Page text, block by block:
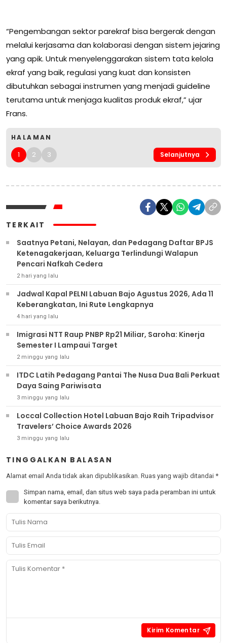
“Pengembangan sektor parekraf bisa bergerak dengan
melalui kerjasama dan kolaborasi dengan sistem jejaring
yang apik. Untuk menyelenggarakan sistem tata kelola
ekraf yang baik, regulasi yang kuat dan konsisten
dibutuhkan sebagai instrumen yang menjadi guideline
terutama untuk menjaga kualitas produk ekraf,” ujar
Frans.
HALAMAN
1 2 3 Selanjutnya
TERKAIT
Saatnya Petani, Nelayan, dan Pedagang Daftar BPJS
Ketenagakerjaan, Keluarga Terlindungi Walapun
Pencari Nafkah Cedera
2 hari yang lalu
Jadwal Kapal PELNI Labuan Bajo Agustus 2026, Ada 11
Keberangkatan, Ini Rute Lengkapnya
4 hari yang lalu
Imigrasi NTT Raup PNBP Rp21 Miliar, Saroha: Kinerja
Semester I Lampaui Target
2 minggu yang lalu
ITDC Latih Pedagang Pantai The Nusa Dua Bali Perkuat
Daya Saing Pariwisata
3 minggu yang lalu
Loccal Collection Hotel Labuan Bajo Raih Tripadvisor
Travelers’ Choice Awards 2026
3 minggu yang lalu
TINGGALKAN BALASAN
Alamat email Anda tidak akan dipublikasikan. Ruas yang wajib ditandai *
Simpan nama, email, dan situs web saya pada peramban ini untuk
komentar saya berikutnya.